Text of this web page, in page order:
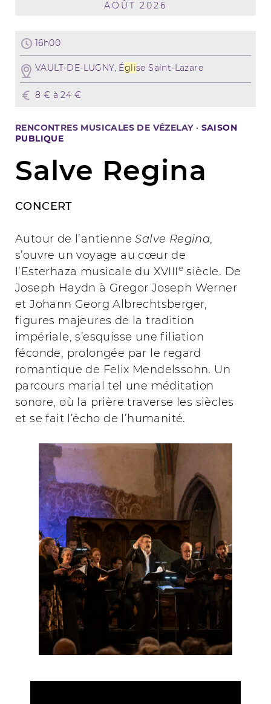
AOÛT 2026
16h00
VAULT-DE-LUGNY, Église Saint-Lazare
8 € à 24 €
RENCONTRES MUSICALES DE VÉZELAY· SAISON
PUBLIQUE
Salve Regina
CONCERT
Autour de l’antienneSalve Regina,
s’ouvre un voyage au cœur de
l’Esterhaza musicale du XVIIIe siècle. De
Joseph Haydn à Gregor Joseph Werner
et Johann Georg Albrechtsberger,
figures majeures de la tradition
impériale, s’esquisse une filiation
féconde, prolongée par le regard
romantique de Felix Mendelssohn. Un
parcours marial tel une méditation
sonore, où la prière traverse les siècles
et se fait l’écho de l’humanité.